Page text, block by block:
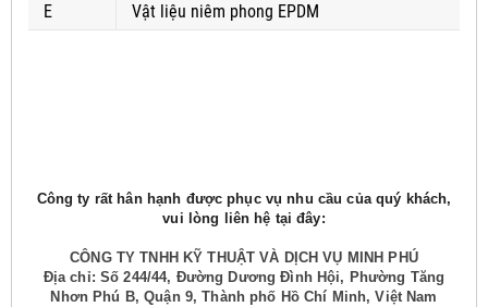
E
Vật liệu niêm phong EPDM
Công ty rất hân hạnh được phục vụ nhu cầu của quý khách,
vui lòng liên hệ tại đây:
CÔNG TY TNHH KỸ THUẬT VÀ DỊCH VỤ MINH PHÚ
Địa chỉ: Số 244/44, Đường Dương Đình Hội, Phường Tăng
Nhơn Phú B, Quận 9, Thành phố Hồ Chí Minh, Việt Nam